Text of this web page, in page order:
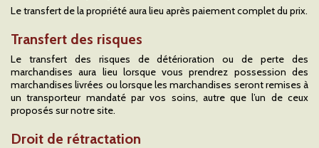
Le transfert de la propriété aura lieu après paiement complet du prix.
Transfert des risques
Le transfert des risques de détérioration ou de perte des
marchandises aura lieu lorsque vous prendrez possession des
marchandises livrées ou lorsque les marchandises seront remises à
un transporteur mandaté par vos soins, autre que l’un de ceux
proposés sur notre site.
Droit de rétractation